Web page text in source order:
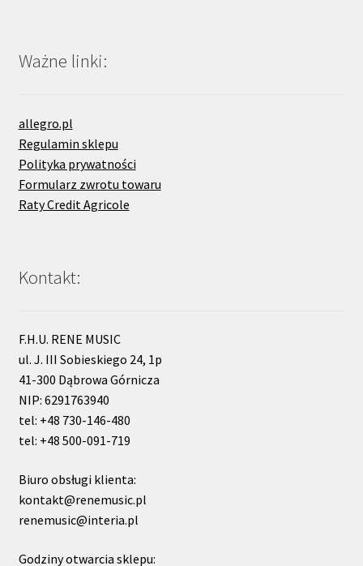
Ważne linki:
allegro.pl
Regulamin sklepu
Polityka prywatności
Formularz zwrotu towaru
Raty Credit Agricole
Kontakt:
F.H.U. RENE MUSIC
ul. J. III Sobieskiego 24, 1p
41-300 Dąbrowa Górnicza
NIP: 6291763940
tel: +48 730-146-480
tel: +48 500-091-719
Biuro obsługi klienta:
kontakt@renemusic.pl
renemusic@interia.pl
Godziny otwarcia sklepu: